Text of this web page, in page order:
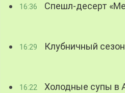
16:36 Спешл-десерт
16:29 Клубничный
16:22 Холодные супы в